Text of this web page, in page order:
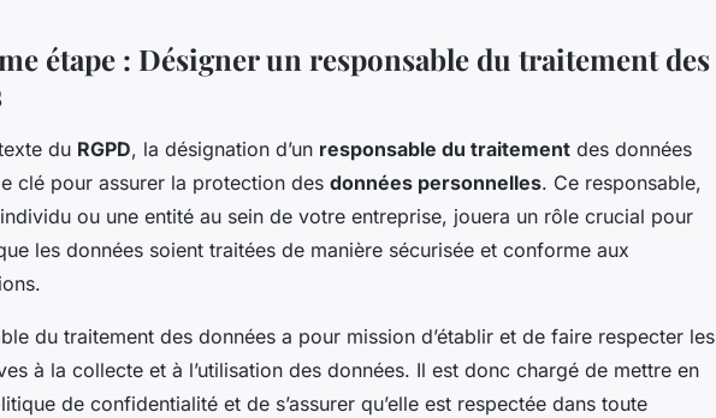
étape : Désigner un responsable du traitement des
du RGPD, la désignation d’un responsable du traitement des données
clé pour assurer la protection des données personnelles. Ce responsable,
ou une entité au sein de votre entreprise, jouera un rôle crucial pour
les données soient traitées de manière sécurisée et conforme aux
du traitement des données a pour mission d’établir et de faire respecter les
à la collecte et à l’utilisation des données. Il est donc chargé de mettre en
de confidentialité et de s’assurer qu’elle est respectée dans toute